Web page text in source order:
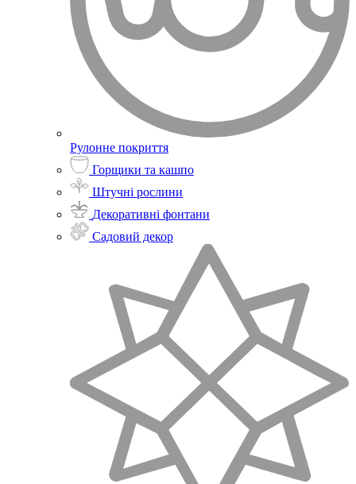
Рулонне покриття
Горщики та кашпо
Штучні рослини
Декоративні фонтани
Садовий декор